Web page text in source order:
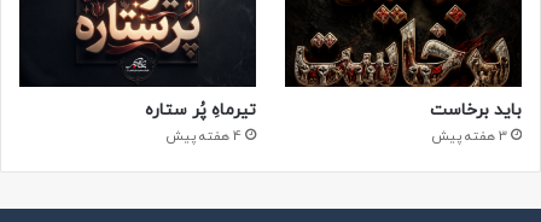
باید برخاست
3 هفته پیش
تیرماهِ پُر ستاره
4 هفته پیش